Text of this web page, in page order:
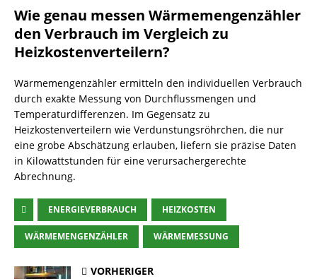
Wie genau messen Wärmemengenzähler
den Verbrauch im Vergleich zu
Heizkostenverteilern?
Wärmemengenzähler ermitteln den individuellen Verbrauch
durch exakte Messung von Durchflussmengen und
Temperaturdifferenzen. Im Gegensatz zu
Heizkostenverteilern wie Verdunstungsröhrchen, die nur
eine grobe Abschätzung erlauben, liefern sie präzise Daten
in Kilowattstunden für eine verursachergerechte
Abrechnung.
ENERGIEVERBRAUCH HEIZKOSTEN
WÄRMEMENGENZÄHLER WÄRMEMESSUNG
VORHERIGER